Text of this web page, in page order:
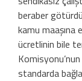
beraber
kamu maaşına
ücretlinin bile
standarda